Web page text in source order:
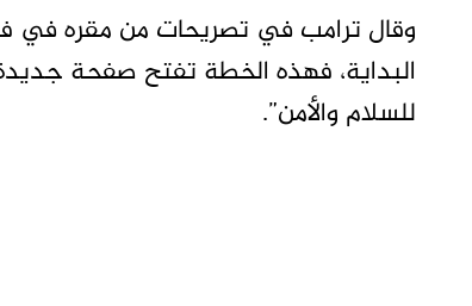
وقال ترامب في تصريحات من مقره في
البداية، فهذه الخطة تفتح صفحة
للسلام والأمن”.